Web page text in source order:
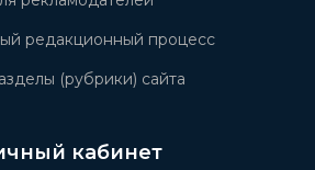
редакционный процесс
(рубрики) сайта
кабинет